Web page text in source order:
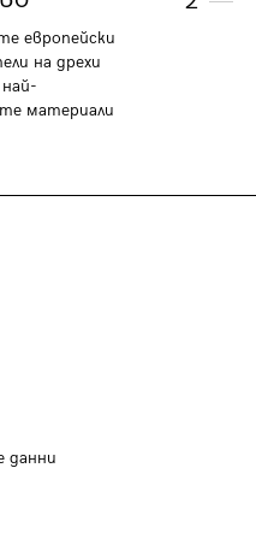
европейски
на дрехи
материали
данни